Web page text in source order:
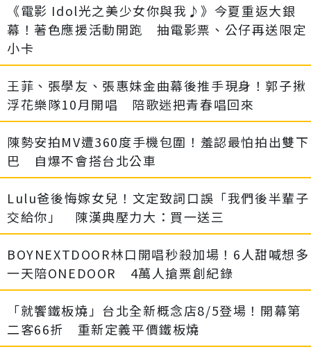
《電影 Idol光之美少女你與我♪》今夏重返大銀
幕！著色應援活動開跑 抽電影票、公仔再送限定
小卡
王菲、張學友、張惠妹金曲幕後推手現身！郭子揪
浮花樂隊10月開唱 陪歌迷把青春唱回來
陳勢安拍MV遭360度手機包圍！羞認最怕拍出雙下
巴 自爆不會搭台北公車
Lulu爸後悔嫁女兒！文定致詞口誤「我們後半輩子
交給你」 陳漢典壓力大：買一送三
BOYNEXTDOOR林口開唱秒殺加場！6人甜喊想多
一天陪ONEDOOR 4萬人搶票創紀錄
「就饗鐵板燒」台北全新概念店8/5登場！開幕第
二客66折 重新定義平價鐵板燒